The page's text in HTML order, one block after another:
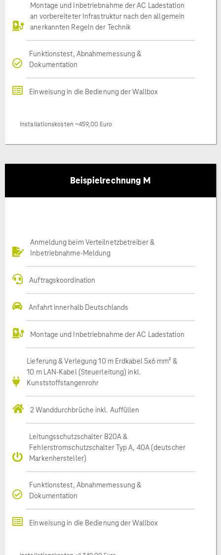
Montage und Inbetriebnahme der AC Ladestation
an vorbereiteter Infrastruktur nach den allgemein
anerkannten Regeln der Technik
Funktionstest, Abnahmemessung &
Dokumentation
Einweisung in die Bedienung der Wallbox
Installationskosten ~459,00 Euro
Beispielrechnung M
Anmeldung beim Verteilnetzbetreiber &
Inbetriebnahme-Meldung
Auftragskoordination
Anfahrt innerhalb Deutschlands
Montage und Inbetriebnahme der AC Ladestation
Lieferung & Verlegung 10 m Erdkabel 5x6 mm² &
10 m LAN-Kabel (Steuerleitung) inkl.
Kunststoffstangenrohr
2 Wanddurchbrüche inkl. Auffüllen
Leitungsschutzschalter B20A &
Fehlerstromschutzschalter Typ A, 40A (deutscher
Markenhersteller)
Funktionstest, Abnahmemessung &
Dokumentation
Einweisung in die Bedienung der Wallbox